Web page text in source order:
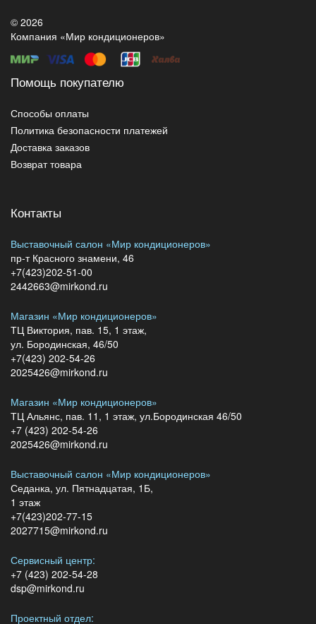
© 2026
Компания «Мир кондиционеров»
Помощь покупателю
Способы оплаты
Политика безопасности платежей
Доставка заказов
Возврат товара
Контакты
Выставочный салон «Мир кондиционеров»
пр-т Красного знамени, 46
+7(423)202-51-00
2442663@mirkond.ru
Магазин «Мир кондиционеров»
ТЦ Виктория, пав. 15, 1 этаж,
ул. Бородинская, 46/50
+7(423) 202-54-26
2025426@mirkond.ru
Магазин «Мир кондиционеров»
ТЦ Альянс, пав. 11, 1 этаж, ул.Бородинская 46/50
+7 (423) 202-54-26
2025426@mirkond.ru
Выставочный салон «Мир кондиционеров»
Седанка, ул. Пятнадцатая, 1Б,
1 этаж
+7(423)202-77-15
2027715@mirkond.ru
Сервисный центр:
+7 (423) 202-54-28
dsp@mirkond.ru
Проектный отдел: